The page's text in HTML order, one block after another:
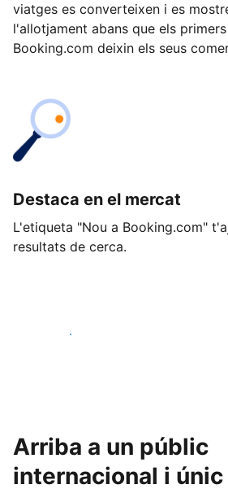
viatges es converteixen i es
l'allotjament abans que els
Booking.com deixin els seus
Destaca en el mercat
L'etiqueta "Nou a Booking.com"
resultats de cerca.
Comença avui
Arriba a un públic
internacional i únic